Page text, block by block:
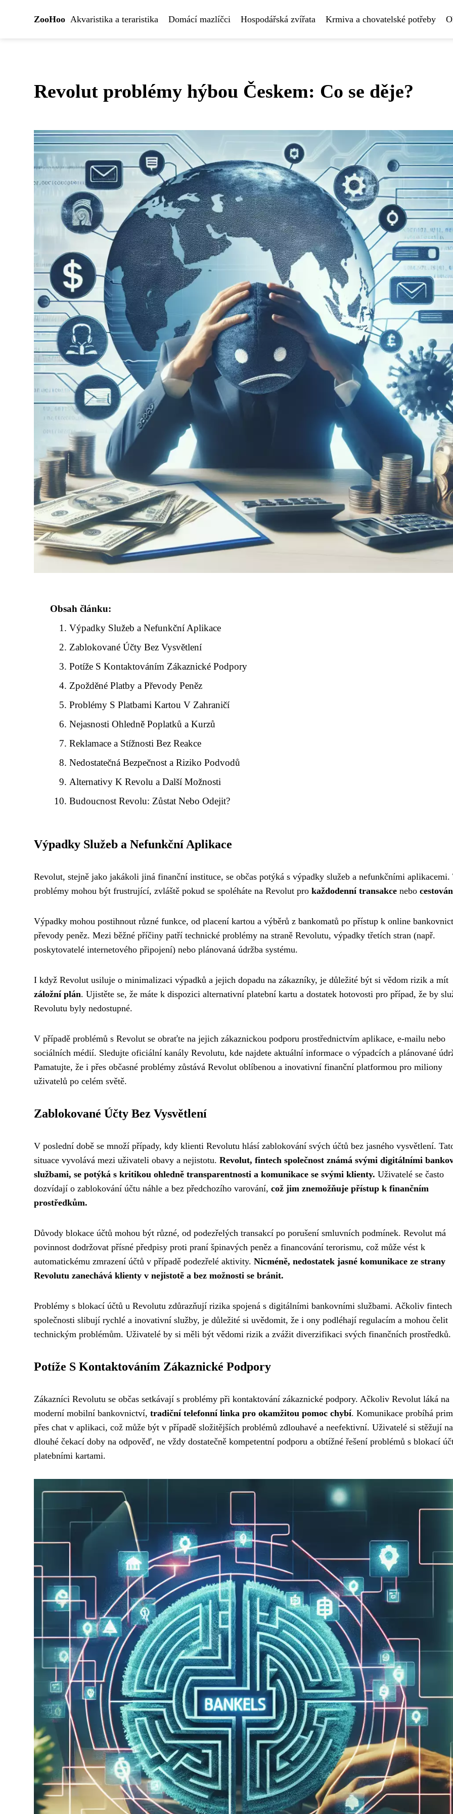
ZooHoo Akvaristika a teraristika Domácí mazlíčci Hospodářská zvířata Krmiva a chovatelské potřeby
Revolut problémy hýbou Českem: Co se děje?
Obsah článku:
Výpadky Služeb a Nefunkční Aplikace
Zablokované Účty Bez Vysvětlení
Potíže S Kontaktováním Zákaznické Podpory
Zpožděné Platby a Převody Peněz
Problémy S Platbami Kartou V Zahraničí
Nejasnosti Ohledně Poplatků a Kurzů
Reklamace a Stížnosti Bez Reakce
Nedostatečná Bezpečnost a Riziko Podvodů
Alternativy K Revolu a Další Možnosti
Budoucnost Revolu: Zůstat Nebo Odejit?
Výpadky Služeb a Nefunkční Aplikace
Revolut, stejně jako jakákoli jiná finanční instituce, se občas potýká s výpadky služeb a nefunkčními aplikacemi.
problémy mohou být frustrující, zvláště pokud se spoléháte na Revolut pro každodenní transakce nebo
Výpadky mohou postihnout různé funkce, od placení kartou a výběrů z bankomatů po přístup k online
převody peněz. Mezi běžné příčiny patří technické problémy na straně Revolutu, výpadky třetích stran (např.
poskytovatelé internetového připojení) nebo plánovaná údržba systému.
I když Revolut usiluje o minimalizaci výpadků a jejich dopadu na zákazníky, je důležité být si vědom rizik a mít
záložní plán. Ujistěte se, že máte k dispozici alternativní platební kartu a dostatek hotovosti pro případ, že by
Revolutu byly nedostupné.
V případě problémů s Revolut se obraťte na jejich zákaznickou podporu prostřednictvím aplikace, e-mailu nebo
sociálních médií. Sledujte oficiální kanály Revolutu, kde najdete aktuální informace o výpadcích a plánované
Pamatujte, že i přes občasné problémy zůstává Revolut oblíbenou a inovativní finanční platformou pro miliony
uživatelů po celém světě.
Zablokované Účty Bez Vysvětlení
V poslední době se množí případy, kdy klienti Revolutu hlásí zablokování svých účtů bez jasného vysvětlení.
situace vyvolává mezi uživateli obavy a nejistotu. Revolut, fintech společnost známá svými digitálními
službami, se potýká s kritikou ohledně transparentnosti a komunikace se svými klienty. Uživatelé se často
dozvídají o zablokování účtu náhle a bez předchozího varování, což jim znemožňuje přístup k finančním
prostředkům.
Důvody blokace účtů mohou být různé, od podezřelých transakcí po porušení smluvních podmínek. Revolut má
povinnost dodržovat přísné předpisy proti praní špinavých peněz a financování terorismu, což může vést k
automatickému zmrazení účtů v případě podezřelé aktivity. Nicméně, nedostatek jasné komunikace ze strany
Revolutu zanechává klienty v nejistotě a bez možnosti se bránit.
Problémy s blokací účtů u Revolutu zdůrazňují rizika spojená s digitálními bankovními službami. Ačkoliv fintech
společnosti slibují rychlé a inovativní služby, je důležité si uvědomit, že i ony podléhají regulacím a mohou čelit
technickým problémům. Uživatelé by si měli být vědomi rizik a zvážit diverzifikaci svých finančních prostředků.
Potíže S Kontaktováním Zákaznické Podpory
Zákazníci Revolutu se občas setkávají s problémy při kontaktování zákaznické podpory. Ačkoliv Revolut láká na
moderní mobilní bankovnictví, tradiční telefonní linka pro okamžitou pomoc chybí. Komunikace probíhá
přes chat v aplikaci, což může být v případě složitějších problémů zdlouhavé a neefektivní. Uživatelé si stěžují na
dlouhé čekací doby na odpověď, ne vždy dostatečně kompetentní podporu a obtížné řešení problémů s blokací
platebními kartami.